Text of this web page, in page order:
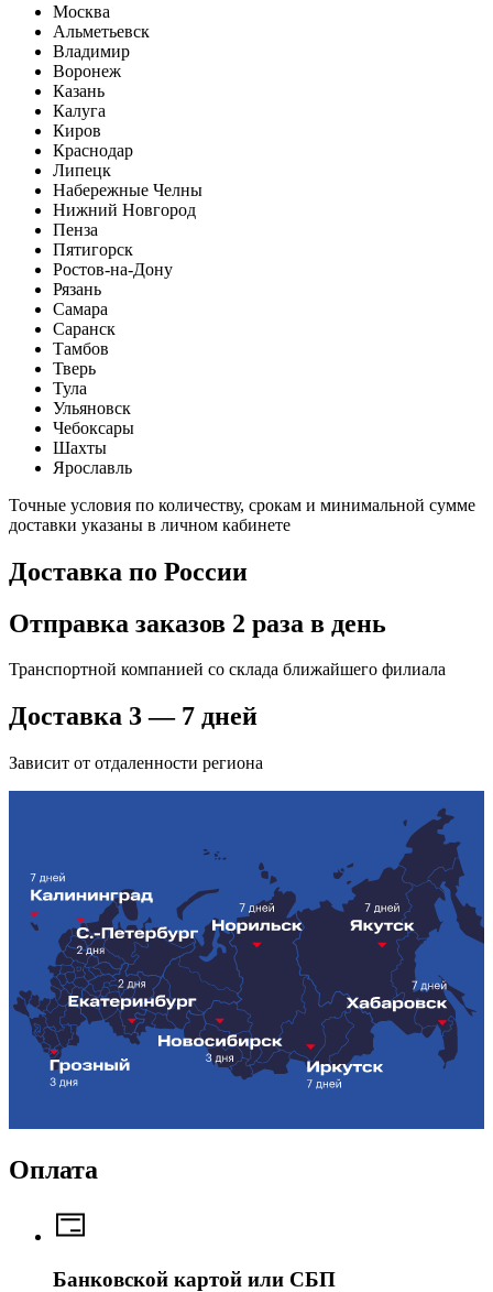
Москва
Альметьевск
Владимир
Воронеж
Казань
Калуга
Киров
Краснодар
Липецк
Набережные Челны
Нижний Новгород
Пенза
Пятигорск
Ростов-на-Дону
Рязань
Самара
Саранск
Тамбов
Тверь
Тула
Ульяновск
Чебоксары
Шахты
Ярославль
Точные условия по количеству, срокам и минимальной сумме
доставки указаны в личном кабинете
Доставка по России
Отправка заказов 2 раза в день
Транспортной компанией со склада ближайшего филиала
Доставка 3 — 7 дней
Зависит от отдаленности региона
Оплата
Банковской картой или СБП